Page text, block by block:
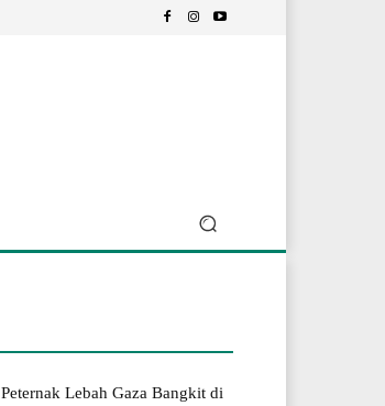
Peternak Lebah Gaza Bangkit di